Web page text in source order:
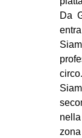
Da
circo.